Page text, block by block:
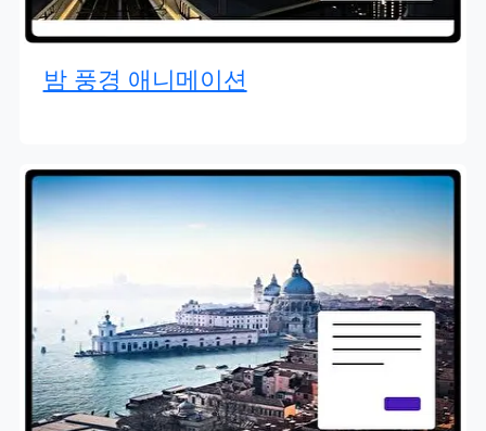
밤 풍경 애니메이션